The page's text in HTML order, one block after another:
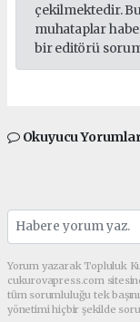
çekilmektedir.
muhataplar
bir editörü
Okuyucu
Yorum yazarak Topluluk
cukurovapress.com
tüm sorumluluğu tek
yönetimi hiçbir şekilde